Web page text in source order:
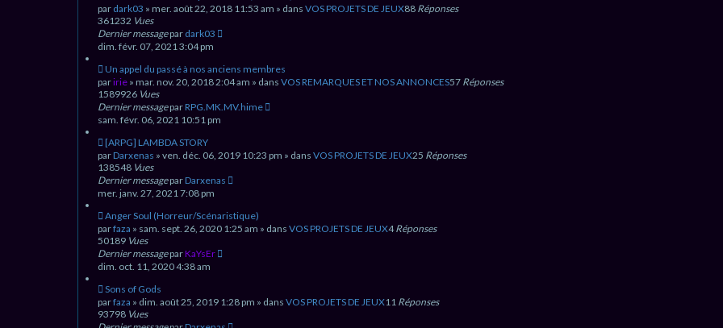
m
e
s
s
a
g
o
u
v
e
u
m
e
s
a
g
e
par dark03 » mer. août 22, 2018 11:53 am » dans VOS PROJETS DE JEUX88 Réponses
361232 Vues
Dernier messagepar dark03
dim. févr. 07, 2021 3:04 pm
N
o
u
v
u
m
e
s
a
g
Un appel du passé à nos anciens membres
paririe » mar. nov. 20, 2018 2:04 am » dans VOS REMARQUES ET NOS ANNONCES57 Réponses
1589926 Vues
Dernier messageparRPG.MK.MV.hime
sam. févr. 06, 2021 10:51 pm
N
o
u
v
u
m
e
s
s
a
g
[ARPG] LAMBDA STORY
parDarxenas » ven. déc. 06, 2019 10:23 pm » dans VOS PROJETS DE JEUX25 Réponses
138548 Vues
Dernier messageparDarxenas
mer. janv. 27, 2021 7:08 pm
N
o
u
v
e
u
m
e
s
Anger Soul (Horreur/Scénaristique)
parfaza » sam. sept. 26, 2020 1:25 am » dans VOS PROJETS DE JEUX4Réponses
50189 Vues
Dernier messageparKaYsEr
dim. oct. 11, 2020 4:38 am
N
o
u
v
Sons of Gods
parfaza » dim. août 25, 2019 1:28 pm » dans VOS PROJETS DE JEUX11 Réponses
93798 Vues